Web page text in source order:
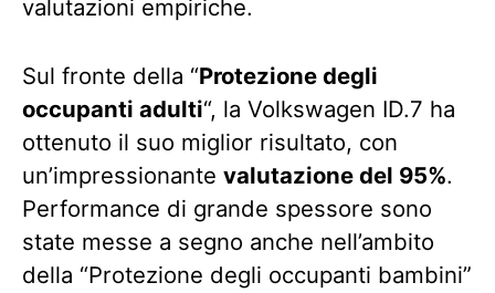
valutazioni empiriche.
Sul fronte della “Protezione degli
occupanti adulti“, la Volkswagen ID.7 ha
ottenuto il suo miglior risultato, con
un’impressionante valutazione del 95%.
Performance di grande spessore sono
state messe a segno anche nell’ambito
della “Protezione degli occupanti bambini”